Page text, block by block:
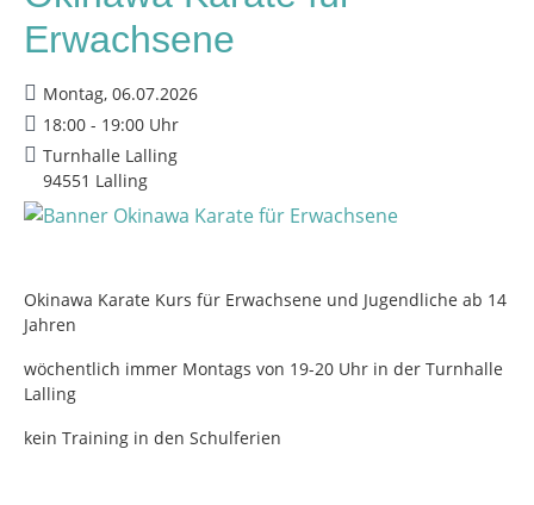
Erwachsene
Montag, 06.07.2026
18:00 - 19:00 Uhr
Turnhalle Lalling
94551 Lalling
Okinawa Karate Kurs für Erwachsene und Jugendliche ab 14
Jahren
wöchentlich immer Montags von 19-20 Uhr in der Turnhalle
Lalling
kein Training in den Schulferien